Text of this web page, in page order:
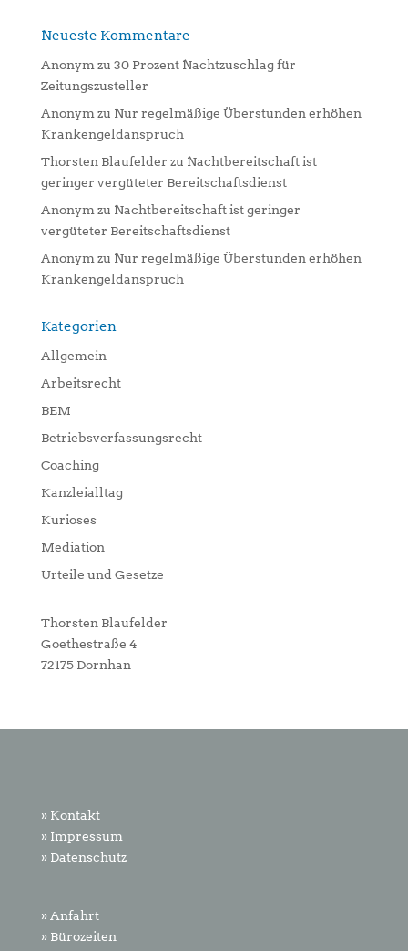
Neueste Kommentare
Anonym zu 30 Prozent Nachtzuschlag für
Zeitungszusteller
Anonym zu Nur regelmäßige Überstunden erhöhen
Krankengeldanspruch
Thorsten Blaufelder zu Nachtbereitschaft ist
geringer vergüteter Bereitschaftsdienst
Anonym zu Nachtbereitschaft ist geringer
vergüteter Bereitschaftsdienst
Anonym zu Nur regelmäßige Überstunden erhöhen
Krankengeldanspruch
Kategorien
Allgemein
Arbeitsrecht
BEM
Betriebsverfassungsrecht
Coaching
Kanzleialltag
Kurioses
Mediation
Urteile und Gesetze
Thorsten Blaufelder
Goethestraße 4
72175 Dornhan
» Kontakt
» Impressum
» Datenschutz
» Anfahrt
» Bürozeiten